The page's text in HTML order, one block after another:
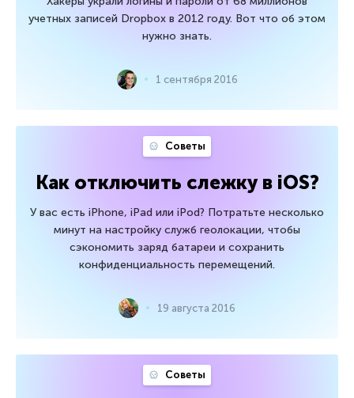
учетных записей Dropbox в 2012 году. Вот что об этом
нужно знать.
1 сентября 2016
Советы
Как отключить слежку в iOS?
У вас есть iPhone, iPad или iPod? Потратьте несколько
минут на настройку служб геолокации, чтобы
сэкономить заряд батареи и сохранить
конфиденциальность перемещений.
19 августа 2016
Советы